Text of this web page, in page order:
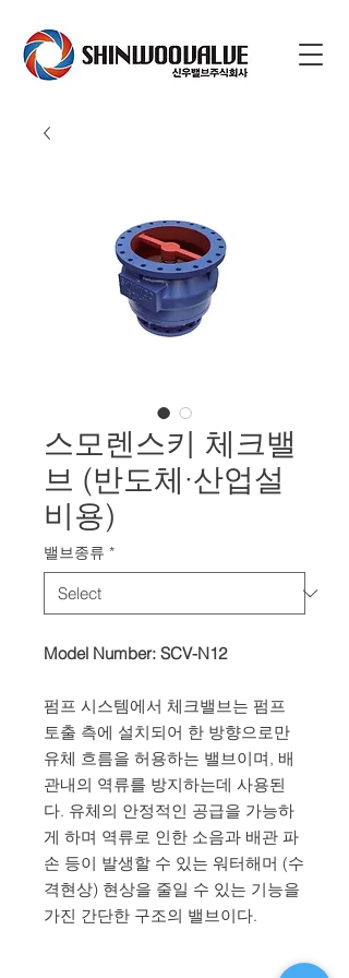
스모렌스키 체크밸
브 (반도체·산업설
비용)
밸브종류 *
Model Number: SCV-N12
펌프 시스템에서 체크밸브는 펌프
토출 측에 설치되어 한 방향으로만
유체 흐름을 허용하는 밸브이며, 배
관내의 역류를 방지하는데 사용된
다. 유체의 안정적인 공급을 가능하
게 하며 역류로 인한 소음과 배관 파
손 등이 발생할 수 있는 워터해머 (수
격현상) 현상을 줄일 수 있는 기능을
가진 간단한 구조의 밸브이다.